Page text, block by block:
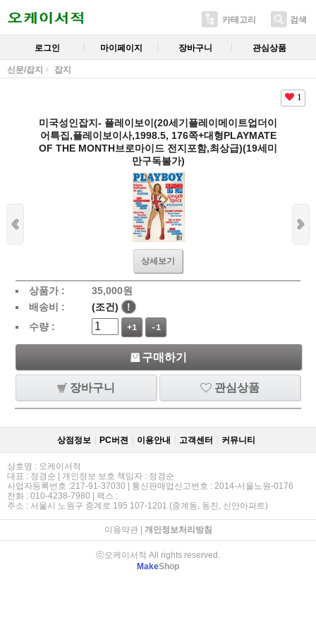
카테고리 검색
로그인 마이페이지 장바구니 관심상품
신문/잡지 잡지
1
미국성인잡지- 플레이보이(20세기플레이메이트업더이
어특집,플레이보이사,1998.5, 176쪽+대형PLAYMATE
OF THE MONTH브로마이드 전지포함,최상급)(19세미
만구독불가)
상세보기
상품가 : 35,000원
배송비 :
(조건)
!
수량 :
+1 -1
구매하기
장바구니 관심상품
상점정보 PC버젼 이용안내 고객센터 커뮤니티
상호명 : 오케이서적
대표 : 정경순 | 개인정보 보호 책임자 : 정경순
사업자등록번호 :217-91-37030 | 통신판매업신고번호 : 2014-서울노원-0176
전화 : 010-4238-7980 | 팩스 :
주소 : 서울시 노원구 중계로 195 107-1201 (중계동, 동진, 신안아파트)
이용약관| 개인정보처리방침
ⓒ오케이서적 All rights reserved.
MakeShop